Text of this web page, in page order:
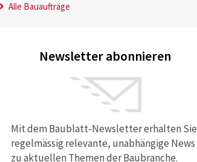
Alle Bauaufträge
Newsletter abonnieren
Mit dem Baublatt-Newsletter erhalten Sie
regelmässig relevante, unabhängige News
zu aktuellen Themen der Baubranche.